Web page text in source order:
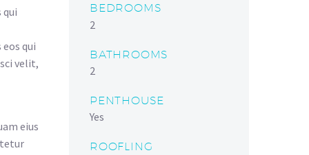
qui
velit,
eius
BEDROOMS
2
BATHROOMS
2
PENTHOUSE
Yes
ROOFLING